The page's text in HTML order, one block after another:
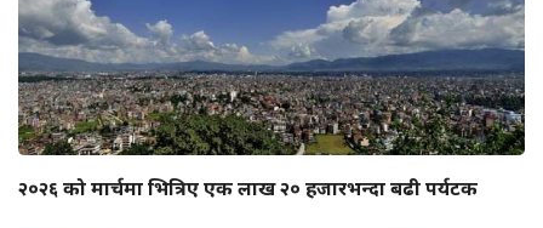
२०२६ को मार्चमा भित्रिए एक लाख २० हजारभन्दा बढी पर्यटक